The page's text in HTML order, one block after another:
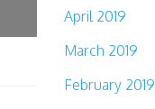
April 2019
March 2019
February 2019